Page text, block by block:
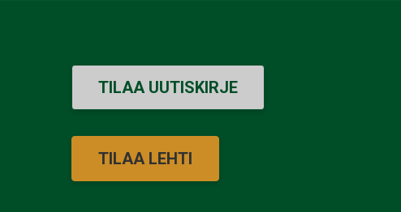
TILAA UUTISKIRJE
TILAA LEHTI